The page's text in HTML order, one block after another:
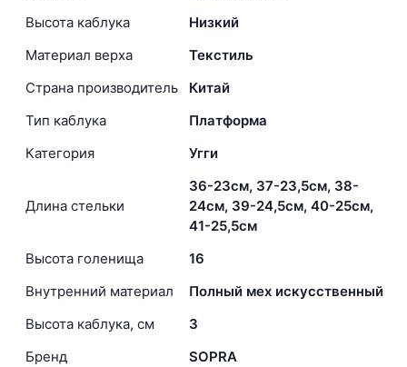
Высота каблука
Низкий
Материал верха
Текстиль
Страна производитель
Китай
Тип каблука
Платформа
Категория
Угги
Длина стельки
36-23см, 37-23,5см, 38-
24см, 39-24,5см, 40-25см,
41-25,5см
Высота голенища
16
Внутренний материал
Полный мех искусственный
Высота каблука, см
3
Бренд
SOPRA